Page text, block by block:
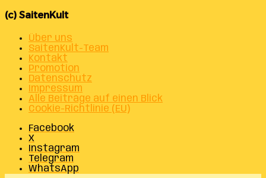
(c) SaitenKult
Über uns
SaitenKult-Team
Kontakt
Promotion
Datenschutz
Impressum
Alle Beiträge auf einen Blick
Cookie-Richtlinie (EU)
Facebook
X
Instagram
Telegram
WhatsApp